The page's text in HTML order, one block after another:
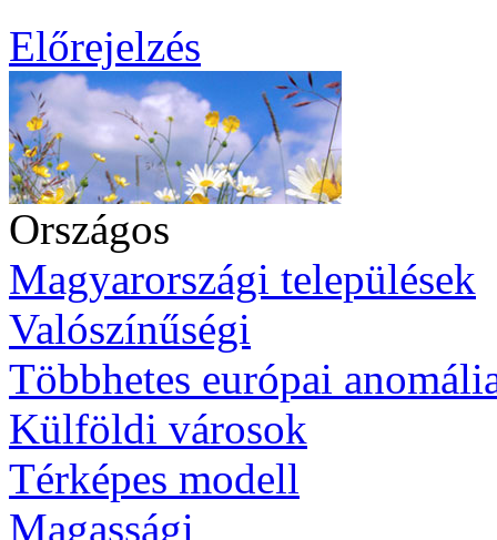
Előrejelzés
Országos
Magyarországi települések
Valószínűségi
Többhetes európai
Külföldi városok
Térképes modell
Magassági